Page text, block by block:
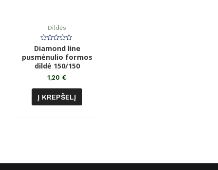
Dildės
Įvertinimas:
0
iš
5
Diamond line
pusmėnulio formos
dildė 150/150
1,20 €
Į KREPŠELĮ